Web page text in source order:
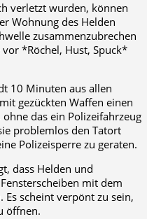
verletzt wurden, können
Wohnung des Helden
zusammenzubrechen
*Röchel, Hust, Spuck*
10 Minuten aus allen
gezückten Waffen einen
das ein Polizeifahrzeug
problemlos den Tatort
Polizeisperre zu geraten.
dass Helden und
mit dem
Es scheint verpönt zu sein,
öffnen.